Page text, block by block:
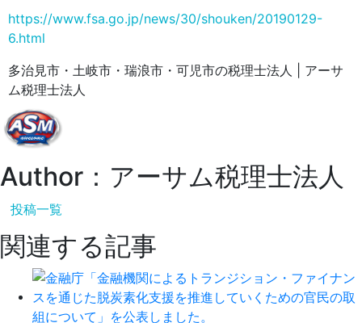
https://www.fsa.go.jp/news/30/shouken/20190129-
6.html
多治見市・土岐市・瑞浪市・可児市の税理士法人 | アーサ
ム税理士法人
Author：アーサム税理士法人
投稿一覧
関連する記事